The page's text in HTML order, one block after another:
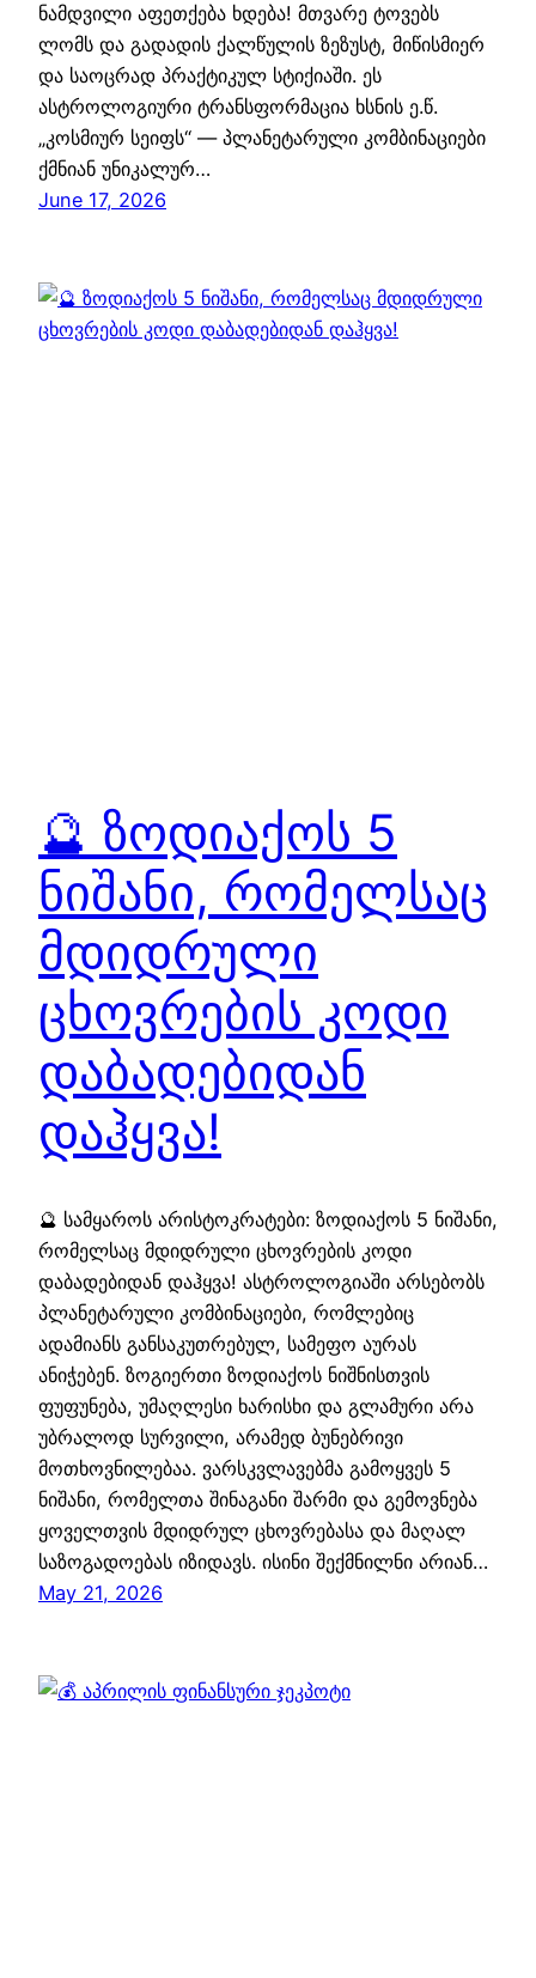
ნამდვილი აფეთქება ხდება! მთვარე ტოვებს
ლომს და გადადის ქალწულის ზეზუსტ, მიწისმიერ
და საოცრად პრაქტიკულ სტიქიაში. ეს
ასტროლოგიური ტრანსფორმაცია ხსნის ე.წ.
„კოსმიურ სეიფს“ — პლანეტარული კომბინაციები
ქმნიან უნიკალურ…
June 17, 2026
🔮 ზოდიაქოს 5
ნიშანი, რომელსაც
მდიდრული
ცხოვრების კოდი
დაბადებიდან
დაჰყვა!
🔮 სამყაროს არისტოკრატები: ზოდიაქოს 5 ნიშანი,
რომელსაც მდიდრული ცხოვრების კოდი
დაბადებიდან დაჰყვა! ასტროლოგიაში არსებობს
პლანეტარული კომბინაციები, რომლებიც
ადამიანს განსაკუთრებულ, სამეფო აურას
ანიჭებენ. ზოგიერთი ზოდიაქოს ნიშნისთვის
ფუფუნება, უმაღლესი ხარისხი და გლამური არა
უბრალოდ სურვილი, არამედ ბუნებრივი
მოთხოვნილებაა. ვარსკვლავებმა გამოყვეს 5
ნიშანი, რომელთა შინაგანი შარმი და გემოვნება
ყოველთვის მდიდრულ ცხოვრებასა და მაღალ
საზოგადოებას იზიდავს. ისინი შექმნილნი არიან…
May 21, 2026